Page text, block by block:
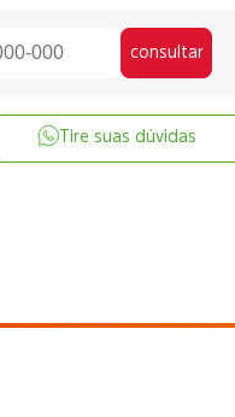
consultar
Tire suas dúvidas